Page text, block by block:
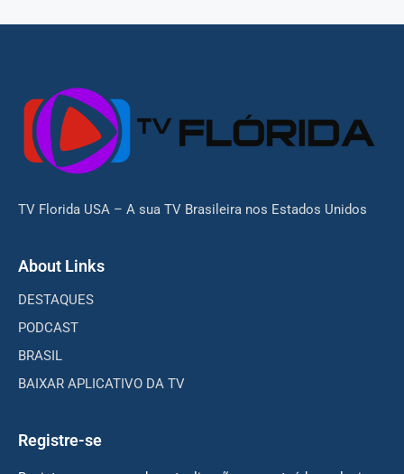
TV Florida USA – A sua TV Brasileira nos Estados Unidos
About Links
DESTAQUES
PODCAST
BRASIL
BAIXAR APLICATIVO DA TV
Registre-se